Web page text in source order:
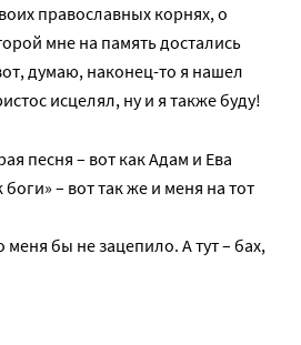
православных корнях, о
мне на память достались
думаю, наконец-то я нашел
исцелял, ну и я также буду!
песня – вот как Адам и Ева
– вот так же и меня на тот
меня бы не зацепило. А тут – бах,